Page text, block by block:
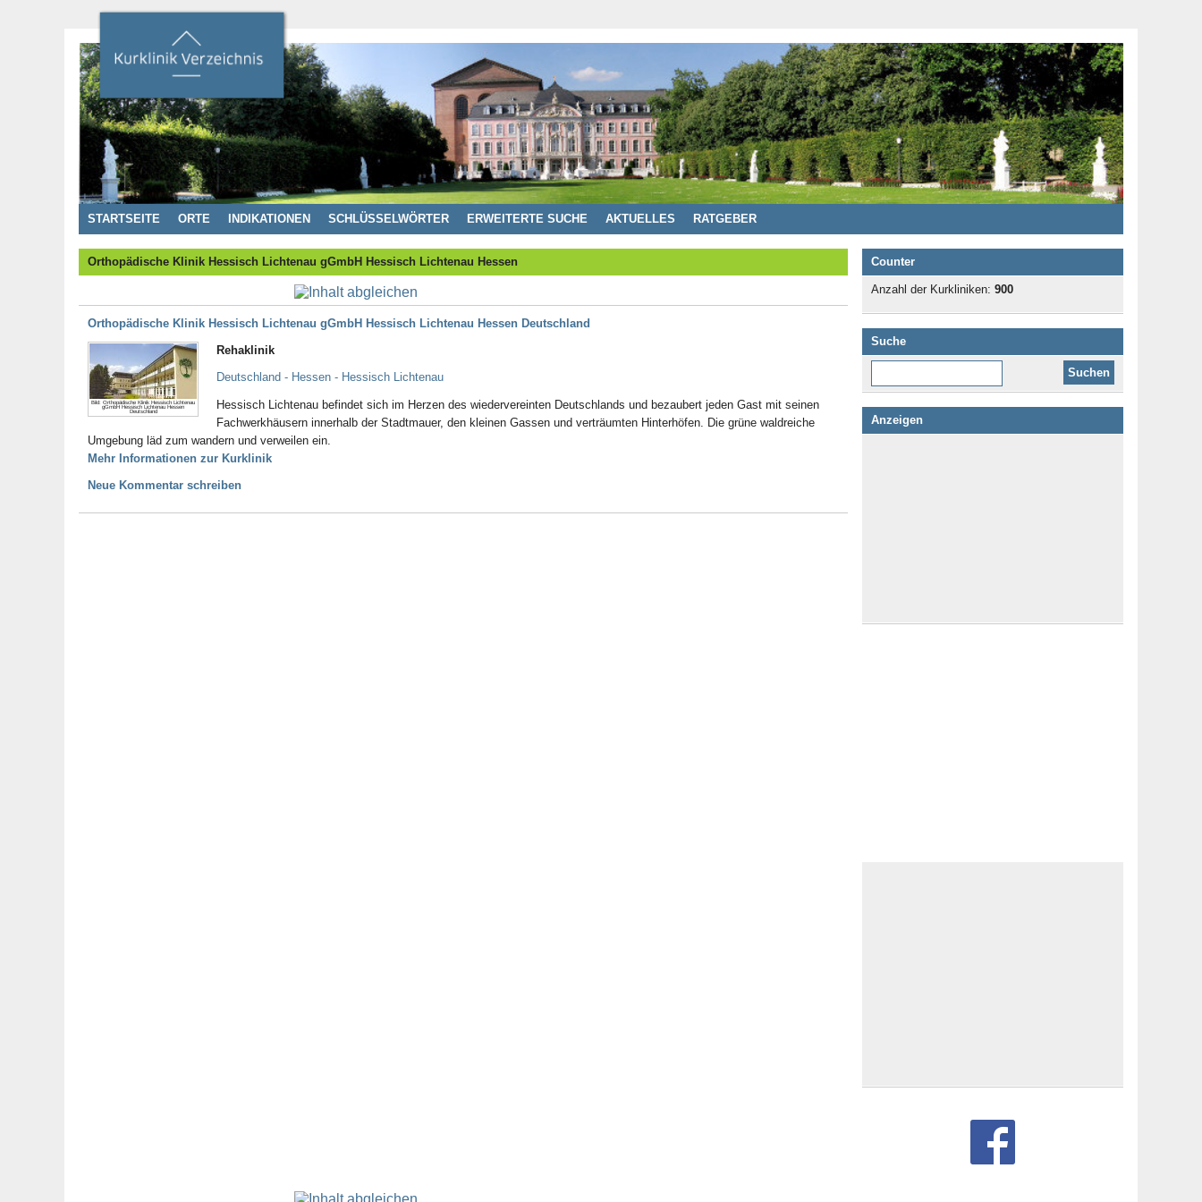
STARTSEITE ORTE INDIKATIONEN SCHLÜSSELWÖRTER ERWEITERTE SUCHE AKTUELLES RATGEBER
Orthopädische Klinik Hessisch Lichtenau gGmbH Hessisch Lichtenau Hessen
Orthopädische Klinik Hessisch Lichtenau gGmbH Hessisch Lichtenau Hessen Deutschland
Bild: Orthopädische Klinik Hessisch Lichtenau
gGmbH Hessisch Lichtenau Hessen
Deutschland
Rehaklinik
Deutschland - Hessen - Hessisch Lichtenau
Hessisch Lichtenau befindet sich im Herzen des wiedervereinten Deutschlands und bezaubert jeden Gast mit seinen
Fachwerkhäusern innerhalb der Stadtmauer, den kleinen Gassen und verträumten Hinterhöfen. Die grüne waldreiche
Umgebung läd zum wandern und verweilen ein.
Mehr Informationen zur Kurklinik
Neue Kommentar schreiben
Counter
Anzahl der Kurkliniken: 900
Suche
Anzeigen